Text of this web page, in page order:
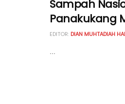
Sampah
Panakukang
EDITOR: DIAN MUHTADIAH